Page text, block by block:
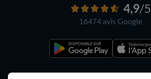
4,9/5
16474 avis Google